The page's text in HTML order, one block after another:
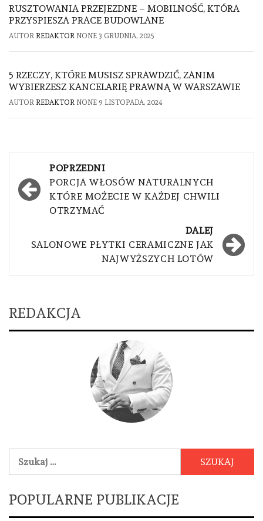
RUSZTOWANIA PRZEJEZDNE – MOBILNOŚĆ, KTÓRA
PRZYSPIESZA PRACE BUDOWLANE
AUTOR REDAKTOR NONE 3 GRUDNIA, 2025
5 RZECZY, KTÓRE MUSISZ SPRAWDZIĆ, ZANIM
WYBIERZESZ KANCELARIĘ PRAWNĄ W WARSZAWIE
AUTOR REDAKTOR NONE 9 LISTOPADA, 2024
Nawigacja
wpisu
POPRZEDNI
PORCJA WŁOSÓW NATURALNYCH
KTÓRE MOŻECIE W KAŻDEJ CHWILI
OTRZYMAĆ
DALEJ
SALONOWE PŁYTKI CERAMICZNE JAK
NAJWYŻSZYCH LOTÓW
REDAKCJA
Szukaj:
POPULARNE PUBLIKACJE